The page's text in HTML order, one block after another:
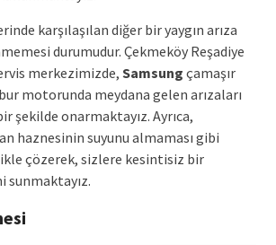
karşılaşılan diğer bir yaygın arıza
durumudur. Çekmeköy Reşadiye
merkezimizde, Samsung çamaşır
motorunda meydana gelen arızaları
şekilde onarmaktayız. Ayrıca,
haznesinin suyunu almaması gibi
çözerek, sizlere kesintisiz bir
sunmaktayız.